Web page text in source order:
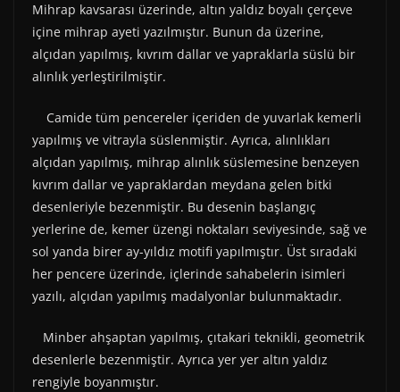
Mihrap kavsarası üzerinde, altın yaldız boyalı çerçeve
içine mihrap ayeti yazılmıştır. Bunun da üzerine,
alçıdan yapılmış, kıvrım dallar ve yapraklarla süslü bir
alınlık yerleştirilmiştir.
Camide tüm pencereler içeriden de yuvarlak kemerli
yapılmış ve vitrayla süslenmiştir. Ayrıca, alınlıkları
alçıdan yapılmış, mihrap alınlık süslemesine benzeyen
kıvrım dallar ve yapraklardan meydana gelen bitki
desenleriyle bezenmiştir. Bu desenin başlangıç
yerlerine de, kemer üzengi noktaları seviyesinde, sağ ve
sol yanda birer ay-yıldız motifi yapılmıştır. Üst sıradaki
her pencere üzerinde, içlerinde sahabelerin isimleri
yazılı, alçıdan yapılmış madalyonlar bulunmaktadır.
Minber ahşaptan yapılmış, çıtakari teknikli, geometrik
desenlerle bezenmiştir. Ayrıca yer yer altın yaldız
rengiyle boyanmıştır.